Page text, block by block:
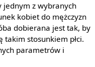
jednym z wybranych
kobiet do mężczyzn
dobierana jest tak, by
takim stosunkiem płci.
parametrów i